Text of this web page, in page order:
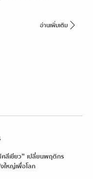
อ่านเพิ่มเติม
สีเขียว” เปลี่ยนพฤติกร
ใหญ่เพื่อโลก